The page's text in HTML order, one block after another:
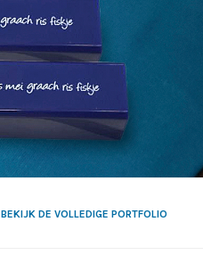
BEKIJK DE VOLLEDIGE PORTFOLIO